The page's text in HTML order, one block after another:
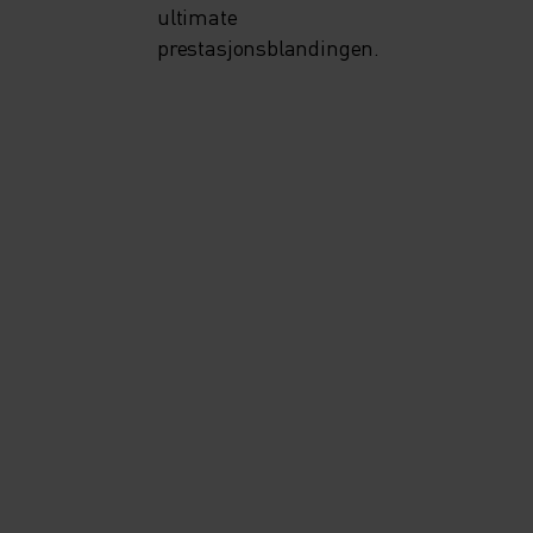
ultimate
prestasjonsblandingen.